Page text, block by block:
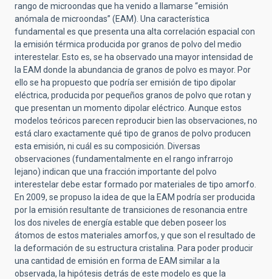
rango de microondas que ha venido a llamarse “emisión
anómala de microondas” (EAM). Una característica
fundamental es que presenta una alta correlación espacial con
la emisión térmica producida por granos de polvo del medio
interestelar. Esto es, se ha observado una mayor intensidad de
la EAM donde la abundancia de granos de polvo es mayor. Por
ello se ha propuesto que podría ser emisión de tipo dipolar
eléctrica, producida por pequeños granos de polvo que rotan y
que presentan un momento dipolar eléctrico. Aunque estos
modelos teóricos parecen reproducir bien las observaciones, no
está claro exactamente qué tipo de granos de polvo producen
esta emisión, ni cuál es su composición. Diversas
observaciones (fundamentalmente en el rango infrarrojo
lejano) indican que una fracción importante del polvo
interestelar debe estar formado por materiales de tipo amorfo.
En 2009, se propuso la idea de que la EAM podría ser producida
por la emisión resultante de transiciones de resonancia entre
los dos niveles de energía estable que deben poseer los
átomos de estos materiales amorfos, y que son el resultado de
la deformación de su estructura cristalina. Para poder producir
una cantidad de emisión en forma de EAM similar a la
observada, la hipótesis detrás de este modelo es que la